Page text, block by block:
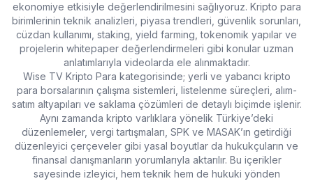
ekonomiye etkisiyle değerlendirilmesini sağlıyoruz. Kripto para
birimlerinin teknik analizleri, piyasa trendleri, güvenlik sorunları,
cüzdan kullanımı, staking, yield farming, tokenomik yapılar ve
projelerin whitepaper değerlendirmeleri gibi konular uzman
anlatımlarıyla videolarda ele alınmaktadır.
Wise TV Kripto Para kategorisinde; yerli ve yabancı kripto
para borsalarının çalışma sistemleri, listelenme süreçleri, alım-
satım altyapıları ve saklama çözümleri de detaylı biçimde işlenir.
Aynı zamanda kripto varlıklara yönelik Türkiye’deki
düzenlemeler, vergi tartışmaları, SPK ve MASAK’ın getirdiği
düzenleyici çerçeveler gibi yasal boyutlar da hukukçuların ve
finansal danışmanların yorumlarıyla aktarılır. Bu içerikler
sayesinde izleyici, hem teknik hem de hukuki yönden